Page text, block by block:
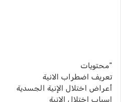
"محتويات
تعريف اضطراب الانية
أعراض اختلال الإنية الجسدية
اسباب اختلال الانية